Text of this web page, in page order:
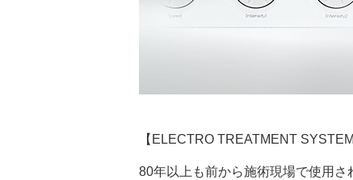
【ELECTRO TREATMENT
80年以上も前から施術現場で使用さ